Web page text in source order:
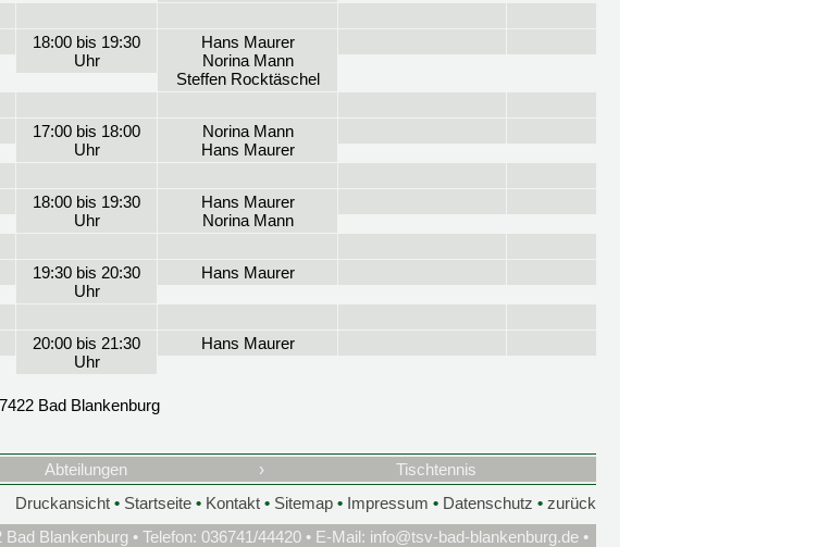
18:00 bis 19:30
Uhr
Hans Maurer
Norina Mann
Steffen Rocktäschel
17:00 bis 18:00
Uhr
Norina Mann
Hans Maurer
18:00 bis 19:30
Uhr
Hans Maurer
Norina Mann
19:30 bis 20:30
Uhr
Hans Maurer
20:00 bis 21:30
Uhr
Hans Maurer
Bad Blankenburg
Abteilungen ›
Tischtennis
Druckansicht • Startseite • Kontakt • Sitemap • Impressum • Datenschutz • zurück
Blankenburg • Telefon: 036741/44420 • E-Mail: info@tsv-bad-blankenburg.de•